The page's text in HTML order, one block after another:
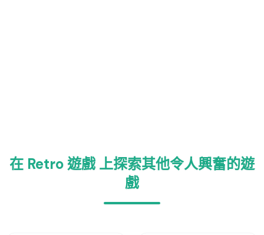
在 Retro 遊戲 上探索其他令人興奮的遊
戲